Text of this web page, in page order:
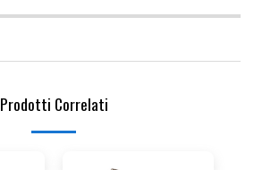
Prodotti Correlati